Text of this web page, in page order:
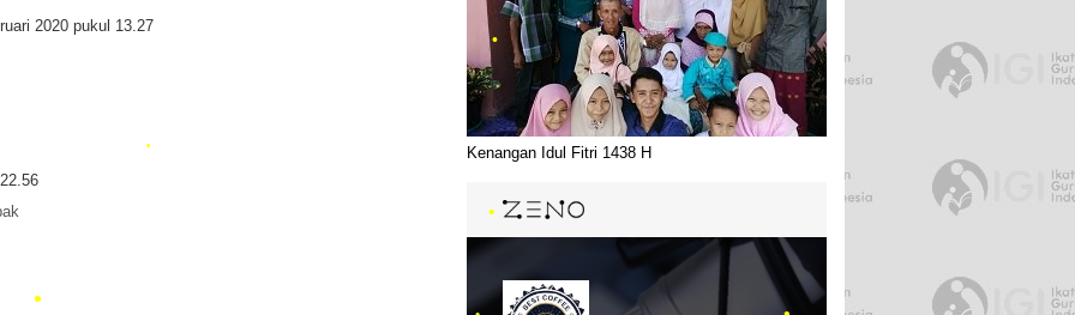
2020 pukul 13.27
Kenangan Idul Fitri 1438 H
•
•